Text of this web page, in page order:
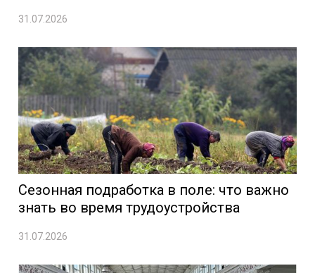
31.07.2026
Сезонная подработка в поле: что важно
знать во время трудоустройства
31.07.2026